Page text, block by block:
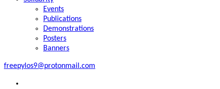
Events
Publications
Demonstrations
Posters
Banners
freepylos9@protonmail.com